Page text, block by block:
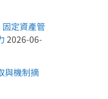
定資產管
2026-06-
與機制摘